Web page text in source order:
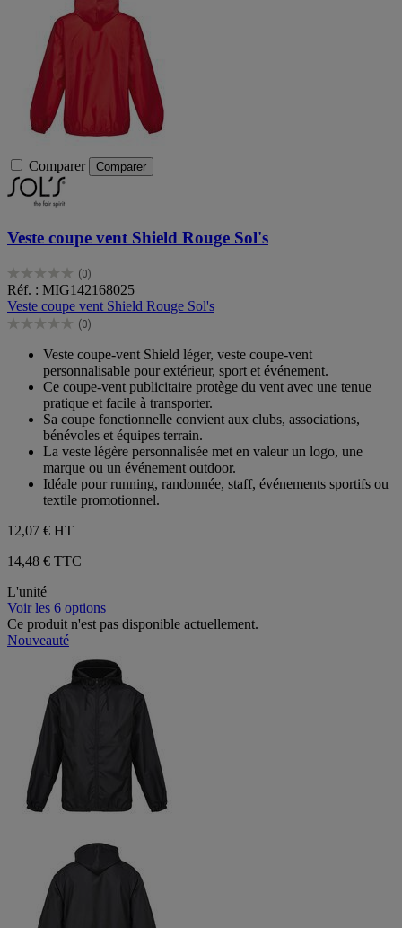
Comparer Comparer
Veste coupe vent Shield Rouge Sol's
(0)
0.0
sur
5
étoiles.
Réf. : MIG142168025
Veste coupe vent Shield Rouge Sol's
(0)
0.0
étoiles.
Veste coupe-vent Shield léger, veste coupe-vent
personnalisable pour extérieur, sport et événement.
Ce coupe-vent publicitaire protège du vent avec une tenue
pratique et facile à transporter.
Sa coupe fonctionnelle convient aux clubs, associations,
bénévoles et équipes terrain.
La veste légère personnalisée met en valeur un logo, une
marque ou un événement outdoor.
Idéale pour running, randonnée, staff, événements sportifs ou
textile promotionnel.
12,07 € HT
14,48 € TTC
L'unité
Voir les 6 options
Ce produit n'est pas disponible actuellement.
Nouveauté